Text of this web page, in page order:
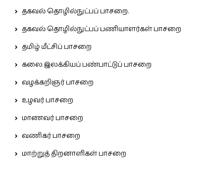
தகவல் தொழில்நுட்பப் பாசறை.
தகவல் தொழில்நுட்பப் பணியாளர்கள் பாசறை
தமிழ் மீட்சிப் பாசறை
கலை இலக்கியப் பண்பாட்டுப் பாசறை
வழக்கறிஞர் பாசறை
உழவர் பாசறை
மாணவர் பாசறை
வணிகர் பாசறை
மாற்றுத் திறனாளிகள் பாசறை